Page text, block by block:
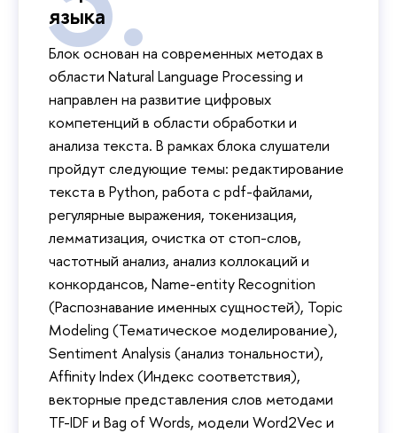
языка
Блок основан на современных методах в
области Natural Language Processing и
направлен на развитие цифровых
компетенций в области обработки и
анализа текста. В рамках блока слушатели
пройдут следующие темы: редактирование
текста в Python, работа с pdf-файлами,
регулярные выражения, токенизация,
лемматизация, очистка от стоп-слов,
частотный анализ, анализ коллокаций и
конкордансов, Name-entity Recognition
(Распознавание именных сущностей), Topic
Modeling (Тематическое моделирование),
Sentiment Analysis (анализ тональности),
Affinity Index (Индекс соответствия),
векторные представления слов методами
TF-IDF и Bag of Words, модели Word2Vec и